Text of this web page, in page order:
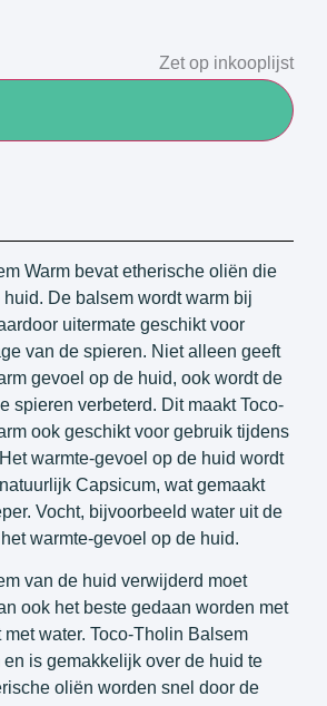
Zet op inkooplijst
Warm bevat etherische oliën die
De balsem wordt warm bij
uitermate geschikt voor
van de spieren. Niet alleen geeft
gevoel op de huid, ook wordt de
spieren verbeterd. Dit maakt Toco-
ook geschikt voor gebruik tijdens
warmte-gevoel op de huid wordt
Capsicum, wat gemaakt
Vocht, bijvoorbeeld water uit de
warmte-gevoel op de huid.
van de huid verwijderd moet
ook het beste gedaan worden met
water. Toco-Tholin Balsem
en is gemakkelijk over de huid te
oliën worden snel door de